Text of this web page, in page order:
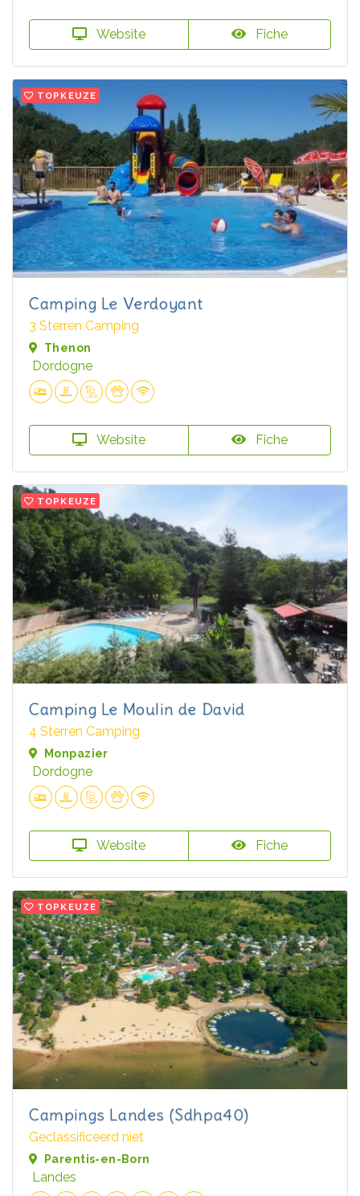
Website Fiche
TOPKEUZE
Camping Le Verdoyant
3 Sterren Camping
Thenon
Dordogne
Website Fiche
TOPKEUZE
Camping Le Moulin de David
4 Sterren Camping
Monpazier
Dordogne
Website Fiche
TOPKEUZE
Campings Landes (Sdhpa40)
Geclassificeerd niet
Parentis-en-Born
Landes